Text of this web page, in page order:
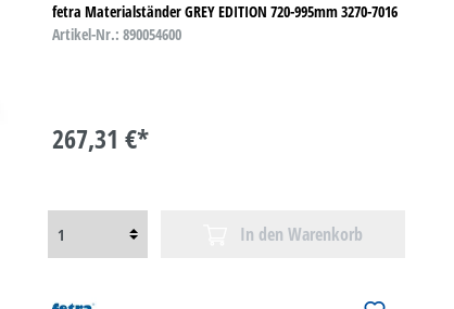
fetra Materialständer GREY EDITION 720-995mm 3270-7016
Artikel-Nr.: 890054600
267,31 €*
In den Warenkorb